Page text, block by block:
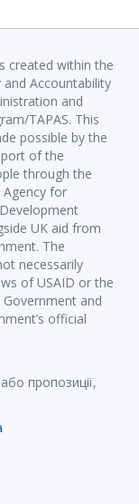
created within the
and Accountability
and
TAPAS. This
possible by the
of the
through the
for
UK aid from
The
necessarily
of USAID or the
and
official
пропозиції,